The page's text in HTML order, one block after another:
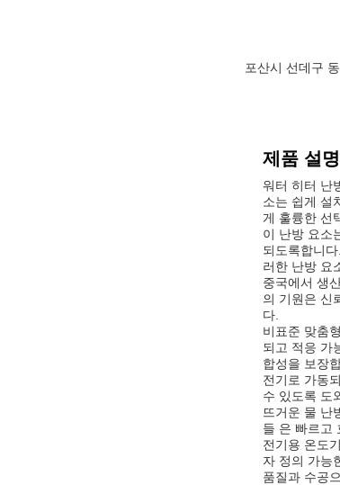
포산시 선데구
제품 설
워터 히터 난
소는 쉽게 설
게 훌륭한 선
이 난방 요소
되도록합니
러한 난방 요
중국에서 생
의 기원은 신
다.
비표준 맞춤
되고 적응 가
합성을 보장
전기로 가동
수 있도록 도
뜨거운 물 난
들 은 빠르고
전기용 온도
자 정의 가능
품질과 수공